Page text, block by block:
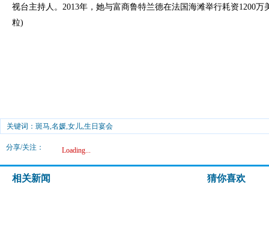
视台主持人。2013年，她与富商鲁特兰德在法国海滩举行耗资1200万
关键词：斑马,名媛,女儿,生日宴会
分享/关注： Loading...
相关新闻 猜你喜欢